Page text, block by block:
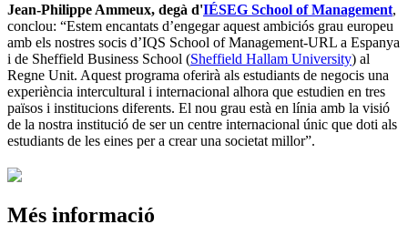
Jean-Philippe Ammeux, degà d'IÉSEG School of Management,
conclou: “Estem encantats d’engegar aquest ambiciós grau europeu
amb els nostres socis d’IQS School of Management-URL a Espanya
i de Sheffield Business School (Sheffield Hallam University) al
Regne Unit. Aquest programa oferirà als estudiants de negocis una
experiència intercultural i internacional alhora que estudien en tres
països i institucions diferents. El nou grau està en línia amb la visió
de la nostra institució de ser un centre internacional únic que doti als
estudiants de les eines per a crear una societat millor”.
Més informació